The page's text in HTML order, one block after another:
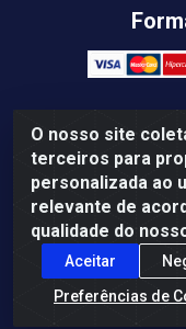
O nosso site
terceiros para
personalizada ao
relevante de
qualidade do
Aceitar
Preferências de
Femabra
07.772.337/
195 - Centro,